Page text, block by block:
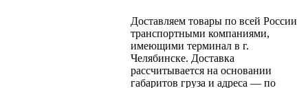
Доставляем товары по всей России
транспортными компаниями,
имеющими терминал в г.
Челябинске. Доставка
рассчитывается на основании
габаритов груза и адреса — по